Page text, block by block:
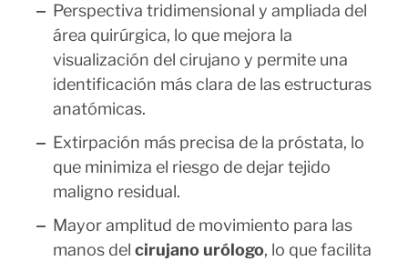
Perspectiva tridimensional y ampliada del
área quirúrgica, lo que mejora la
visualización del cirujano y permite una
identificación más clara de las estructuras
anatómicas.
Extirpación más precisa de la próstata, lo
que minimiza el riesgo de dejar tejido
maligno residual.
Mayor amplitud de movimiento para las
manos del cirujano urólogo, lo que facilita